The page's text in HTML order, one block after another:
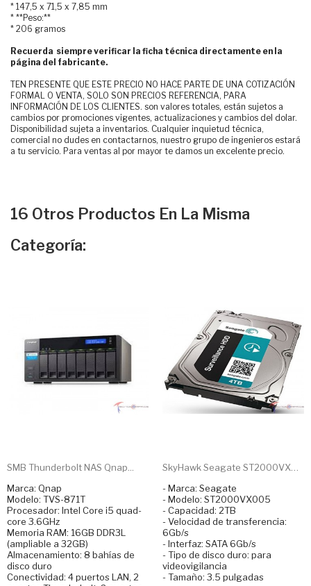
* 147,5 x 71,5 x 7,85 mm
* **Peso:**
* 206 gramos
Recuerda siempre verificar la ficha técnica directamente en la
página del fabricante.
TEN PRESENTE QUE ESTE PRECIO NO HACE PARTE DE UNA COTIZACIÓN
FORMAL O VENTA, SOLO SON PRECIOS REFERENCIA, PARA
INFORMACIÓN DE LOS CLIENTES. son valores totales, están sujetos a
cambios por promociones vigentes, actualizaciones y cambios del dolar.
Disponibilidad sujeta a inventarios. Cualquier inquietud técnica,
comercial no dudes en contactarnos, nuestro grupo de ingenieros estará
a tu servicio. Para ventas al por mayor te damos un excelente precio.
16 Otros Productos En La Misma
Categoría:
SMB Thunderbolt NAS Qnap...
Marca: Qnap
Modelo: TVS-871T
Procesador: Intel Core i5 quad-
core 3.6GHz
Memoria RAM: 16GB DDR3L
(ampliable a 32GB)
Almacenamiento: 8 bahías de
disco duro
Conectividad: 4 puertos LAN, 2
- Marca: Seagate
- Modelo: ST2000VX005
- Capacidad: 2TB
- Velocidad de transferencia:
6Gb/s
- Interfaz: SATA 6Gb/s
- Tipo de disco duro: para
videovigilancia
- Tamaño: 3.5 pulgadas